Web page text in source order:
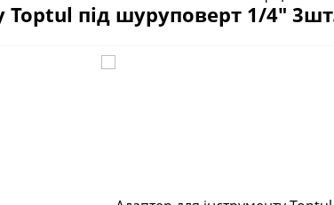
Toptul під шуруповерт 1/4"